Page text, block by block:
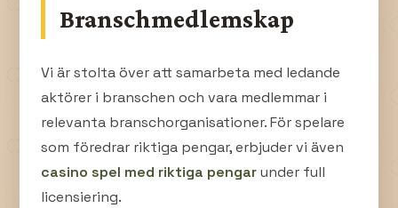
Branschmedlemskap
Vi är stolta över att samarbeta med ledande
aktörer i branschen och vara medlemmar i
relevanta branschorganisationer. För spelare
som föredrar riktiga pengar, erbjuder vi även
casino spel med riktiga pengarunder full
licensiering.